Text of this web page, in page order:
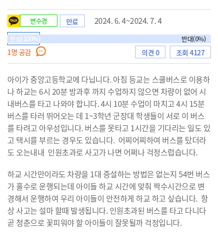
홈
으
로
동
변수경 만료 2024. 6. 4~2024. 7. 4
찬반형
찬성(100%) 반대(0%)
1명 공감 의견 0 조회 4127
아이가 중앙고등학교에 다닙니다. 아침 등교는 스쿨버스로 이용하
나 하교는 6시 20분 방과후 까지 수업하지 않으면 차량이 없어 시
내버스를 타고 나와야 합니다. 4시 10분 수업이 마치고 4시 15분
버스를 타러 뛰어오는 데 1~3학년 군장대 학생들이 서로 이 버스
를 타려고 아우성입니다. 버스를 못타고 1시간을 기다리는 일도 있
고 택시를 부르는 경우도 있습니다. 어찌어찌하여 버스를 탔더라
도 오는내내 인원초과로 사고가 나면 어쩌나 걱정스럽습니다.
하교 시간만이라도 차량을 1대 증설하는 방법은 없는지 54번 버스
가 홀수로 운행되는데 아이들 하교 시간에 맞춰 짝수시간으로 변
경해서 운행하여 우리 아이들이 안전하게 하교 하고 싶습니다. 항
상 사고는 설마 할때 발생됩니다. 인원초과된 버스를 타고 다니다
곧 청춘으로 꽃피워야 할 아이들이 잘못될까 걱정입니다.